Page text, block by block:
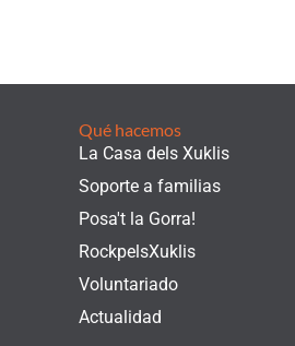
Qué hacemos
La Casa dels Xuklis
Soporte a familias
Posa't la Gorra!
RockpelsXuklis
Voluntariado
Actualidad